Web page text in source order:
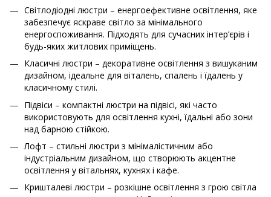
Світлодіодні люстри – енергоефективне освітлення, яке
забезпечує яскраве світло за мінімального
енергоспоживання. Підходять для сучасних інтер’єрів і
будь-яких житлових приміщень.
Класичні люстри – декоративне освітлення з вишуканим
дизайном, ідеальне для віталень, спалень і їдалень у
класичному стилі.
Підвіси – компактні люстри на підвісі, які часто
використовують для освітлення кухні, їдальні або зони
над барною стійкою.
Лофт – стильні люстри з мінімалістичним або
індустріальним дизайном, що створюють акцентне
освітлення у вітальнях, кухнях і кафе.
Кришталеві люстри – розкішне освітлення з грою світла